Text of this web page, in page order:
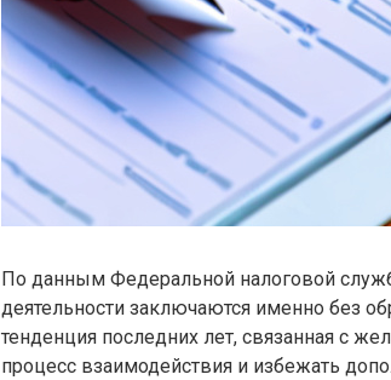
По данным Федеральной налоговой
деятельности заключаются именно без
тенденция последних лет, связанная с
процесс взаимодействия и избежать